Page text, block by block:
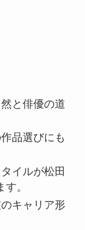
と俳優の道
品選びにも
イルが松田
。
キャリア形